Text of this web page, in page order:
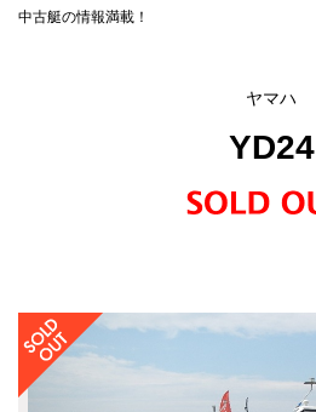
中古艇の情報満載！
ヤマハ
YD24